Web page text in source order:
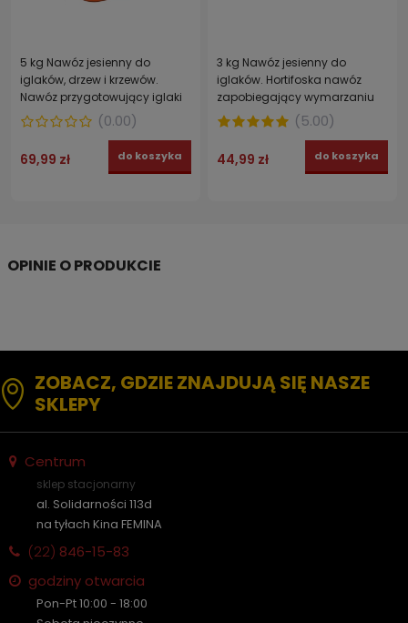
5 kg Nawóz jesienny do
iglaków, drzew i krzewów.
Nawóz przygotowujący iglaki
do zimy AGRECOL
(0.00)
69,99 zł do koszyka
3 kg Nawóz jesienny do
iglaków. Hortifoska nawóz
zapobiegający wymarzaniu
tui, jodeł, sosen i świerków
AGRECOL
(5.00)
44,99 zł do koszyka
ZOBACZ, GDZIE ZNAJDUJĄ SIĘ NASZE
SKLEPY
Centrum
sklep stacjonarny
al. Solidarności 113d
na tyłach Kina FEMINA
(22) 846-15-83
godziny otwarcia
Pon-Pt 10:00 - 18:00